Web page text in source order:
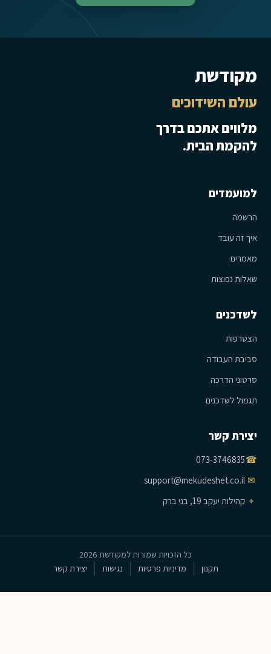
מקודשת
עולם השידוכים
מלווים אתכם בדרך
להקמת הבית.
למועמדים
הרשמה
איך זה עובד
מאמרים
שאלות נפוצות
לשדכנים
הצטרפות
סביבת העבודה
סרטוני הדרכה
תגמול לשדכנים
יצירת קשר
☎
073-3746835
✉
support@mekudeshet.co.il
⌖ קהילות יעקב 19, בני ברק
כל הזכויות שמורות למקודשת 2026
תקנון
מדיניות פרטיות נגישות יצירת קשר